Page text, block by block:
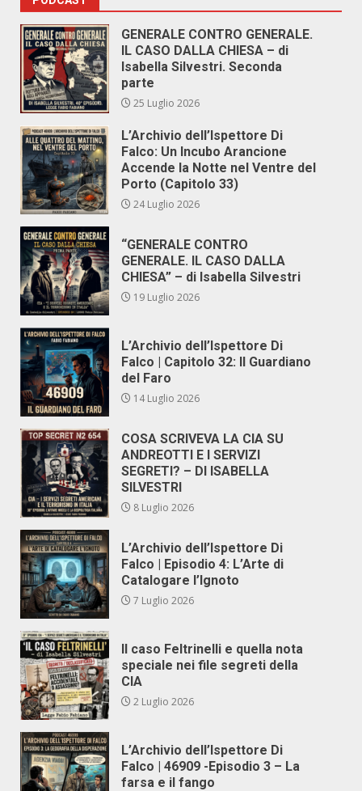
GENERALE CONTRO GENERALE.
IL CASO DALLA CHIESA – di
Isabella Silvestri. Seconda
parte
25 Luglio 2026
L’Archivio dell’Ispettore Di
Falco: Un Incubo Arancione
Accende la Notte nel Ventre del
Porto (Capitolo 33)
24 Luglio 2026
“GENERALE CONTRO
GENERALE. IL CASO DALLA
CHIESA” – di Isabella Silvestri
19 Luglio 2026
L’Archivio dell’Ispettore Di
Falco | Capitolo 32: Il Guardiano
del Faro
14 Luglio 2026
COSA SCRIVEVA LA CIA SU
ANDREOTTI E I SERVIZI
SEGRETI? – DI ISABELLA
SILVESTRI
8 Luglio 2026
L’Archivio dell’Ispettore Di
Falco | Episodio 4: L’Arte di
Catalogare l’Ignoto
7 Luglio 2026
Il caso Feltrinelli e quella nota
speciale nei file segreti della
CIA
2 Luglio 2026
L’Archivio dell’Ispettore Di
Falco | 46909 -Episodio 3 – La
farsa e il fango